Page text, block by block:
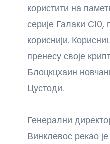
користити на
серије Галаки С10,
кориснији.
пренесу своје
Блоцкцхаин
Цустоди.
Генерални
Винклевос рекао